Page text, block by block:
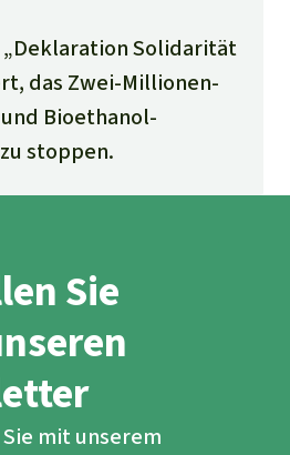
„Deklaration Solidarität
das Zwei-Millionen-
Bioethanol-
stoppen.
Sie
mit unserem